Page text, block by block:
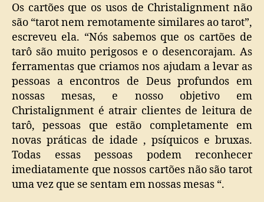
Os cartões que os usos de Christalignment não
são “tarot nem remotamente similares ao tarot”,
escreveu ela. “Nós sabemos que os cartões de
tarô são muito perigosos e o desencorajam. As
ferramentas que criamos nos ajudam a levar as
pessoas a encontros de Deus profundos em
nossas mesas, e nosso objetivo em
Christalignment é atrair clientes de leitura de
tarô, pessoas que estão completamente em
novas práticas de idade , psíquicos e bruxas.
Todas essas pessoas podem reconhecer
imediatamente que nossos cartões não são tarot
uma vez que se sentam em nossas mesas “.